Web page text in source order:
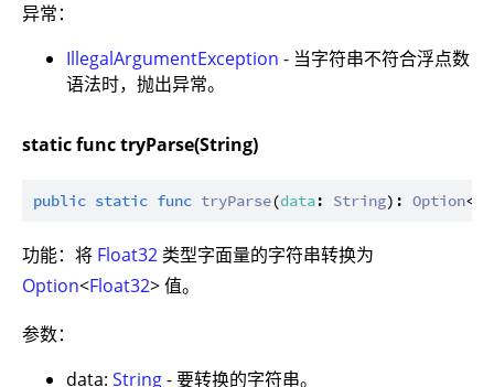
异常：
IllegalArgumentException - 当字符串不符合浮点数
语法时，抛出异常。
static func tryParse(String)
public static func tryParse(data: String): Option<
功能：将 Float32 类型字面量的字符串转换为
Option<Float32> 值。
参数：
data: String- 要转换的字符串。